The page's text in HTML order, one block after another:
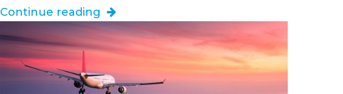
Continue reading